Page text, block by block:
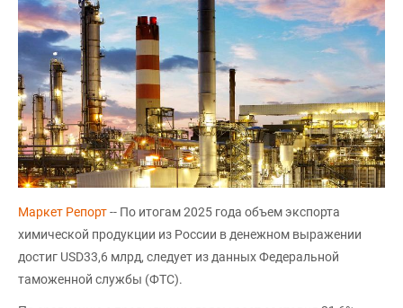
Маркет Репорт-- По итогам 2025 года объем экспорта
химической продукции из России в денежном выражении
достиг USD33,6 млрд, следует из данных Федеральной
таможенной службы (ФТС).